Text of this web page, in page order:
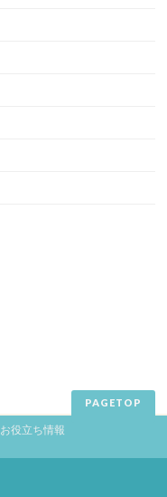
PAGETOP
お役立ち情報